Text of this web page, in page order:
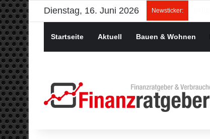
Dienstag, 16. Juni 2026 Newsticker:
Startseite Aktuell Bauen & Wohnen